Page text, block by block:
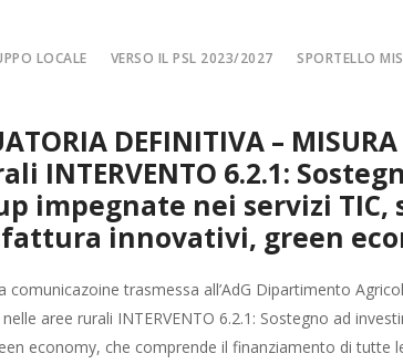
LOCALE VERSO IL PSL 2023/2027 SPORTELLO
MISURA
MISURA
MISURA
Misura
Misura
DEFINITIVA –
INTERVENTO 6.2.1:
impegnate nei servizi
innovativi, green
trasmessa all’AdG Dipartimento
aree rurali INTERVENTO 6.2.1: Sostegno ad
economy, che comprende il finanziamento di tutte